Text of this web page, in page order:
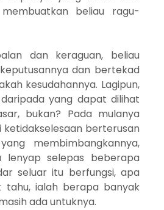
beliau ragu-
dan keraguan, beliau
dan bertekad
kesudahannya. Lagipun,
yang dapat dilihat
bukan? Pada mulanya
ketidakselesaan berterusan
membimbangkannya,
selepas beberapa
seluar itu berfungsi, apa
tahu, ialah berapa banyak
ada untuknya.